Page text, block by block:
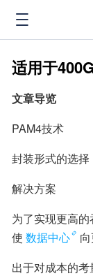
适用于
文章导览
PAM4技术
封装形式的选择
解决方案
为了实现更高
使 数据中心
出于对成本的